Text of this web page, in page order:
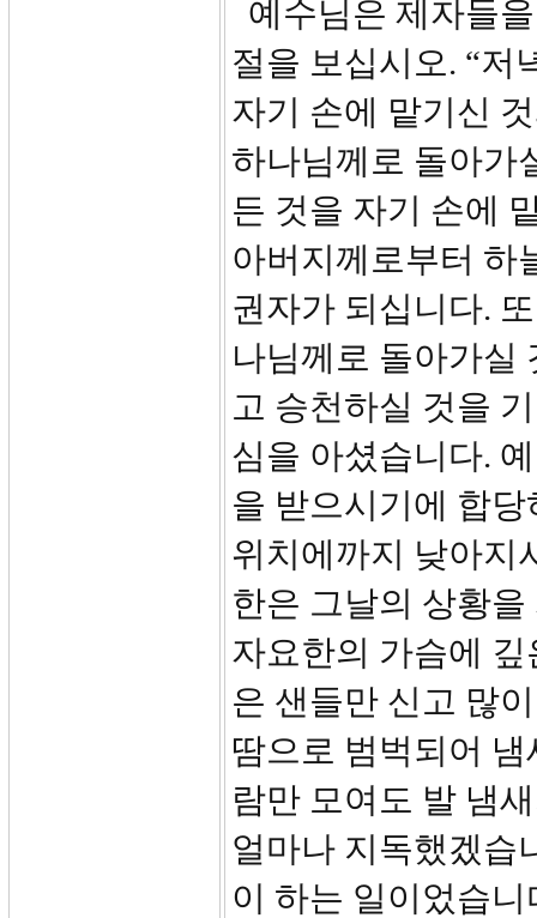
예수님은 제자들
절을 보십시오. “저
자기 손에 맡기신
하나님께로 돌아가
든 것을 자기 손에
아버지께로부터 하
권자가 되십니다.
나님께로 돌아가실
고 승천하실 것을
심을 아셨습니다.
을 받으시기에 합
위치에까지 낮아지
한은 그날의 상황
자요한의 가슴에
은 샌들만 신고 많
땀으로 범벅되어
람만 모여도 발 냄
얼마나 지독했겠습
이 하는 일이었습